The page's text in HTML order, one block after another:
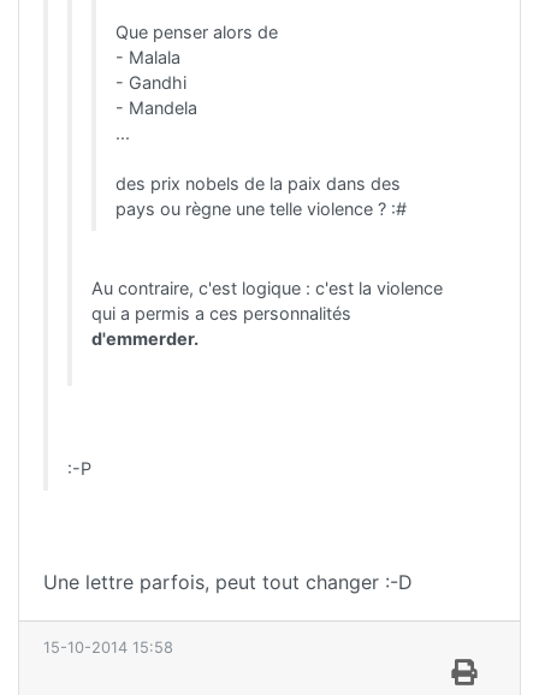
Que penser alors de
- Malala
- Gandhi
- Mandela
...
des prix nobels de la paix dans des
pays ou règne une telle violence ? :#
Au contraire, c'est logique : c'est la violence
qui a permis a ces personnalités
d'emmerder.
:-P
Une lettre parfois, peut tout changer :-D
15-10-2014 15:58